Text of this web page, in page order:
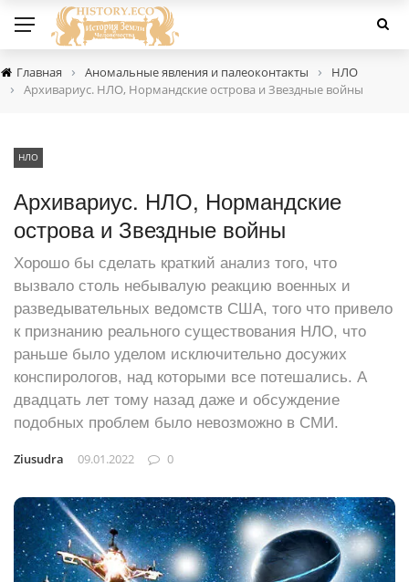
Главная › Аномальные явления и палеоконтакты › НЛО
› Архивариус. НЛО, Нормандские острова и Звездные войны
НЛО
Архивариус. НЛО, Нормандские
острова и Звездные войны
Хорошо бы сделать краткий анализ того, что
вызвало столь небывалую реакцию военных и
разведывательных ведомств США, того что привело
к признанию реального существования НЛО, что
раньше было уделом исключительно досужих
конспирологов, над которыми все потешались. А
двадцать лет тому назад даже и обсуждение
подобных проблем было невозможно в СМИ.
Ziusudra 09.01.2022 0